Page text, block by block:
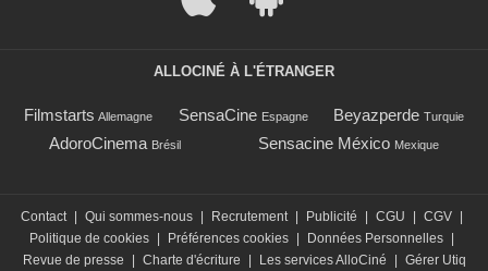
ALLOCINÉ À L'ÉTRANGER
Filmstarts Allemagne SensaCine Espagne Beyazperde Turquie
AdoroCinema Brésil Sensacine México Mexique
Contact Qui sommes-nous Recrutement Publicité CGU CGV
Politique de cookies
Préférences cookies Données Personnelles
Revue de presse
Charte d'écriture Les services AlloCiné Gérer Utiq